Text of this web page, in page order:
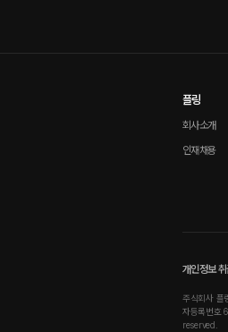
플링
회사소개
인재채용
개인정보
주식회사 플
자등록번호
reserved.